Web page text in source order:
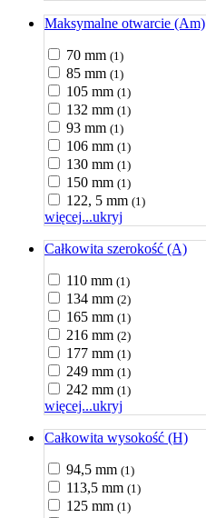
Maksymalne otwarcie (Am)
70 mm (1)
85 mm (1)
105 mm (1)
132 mm (1)
93 mm (1)
106 mm (1)
130 mm (1)
150 mm (1)
122, 5 mm (1)
więcej...ukryj
Całkowita szerokość (A)
110 mm (1)
134 mm (2)
165 mm (1)
216 mm (2)
177 mm (1)
249 mm (1)
242 mm (1)
więcej...ukryj
Całkowita wysokość (H)
94,5 mm (1)
113,5 mm (1)
125 mm (1)